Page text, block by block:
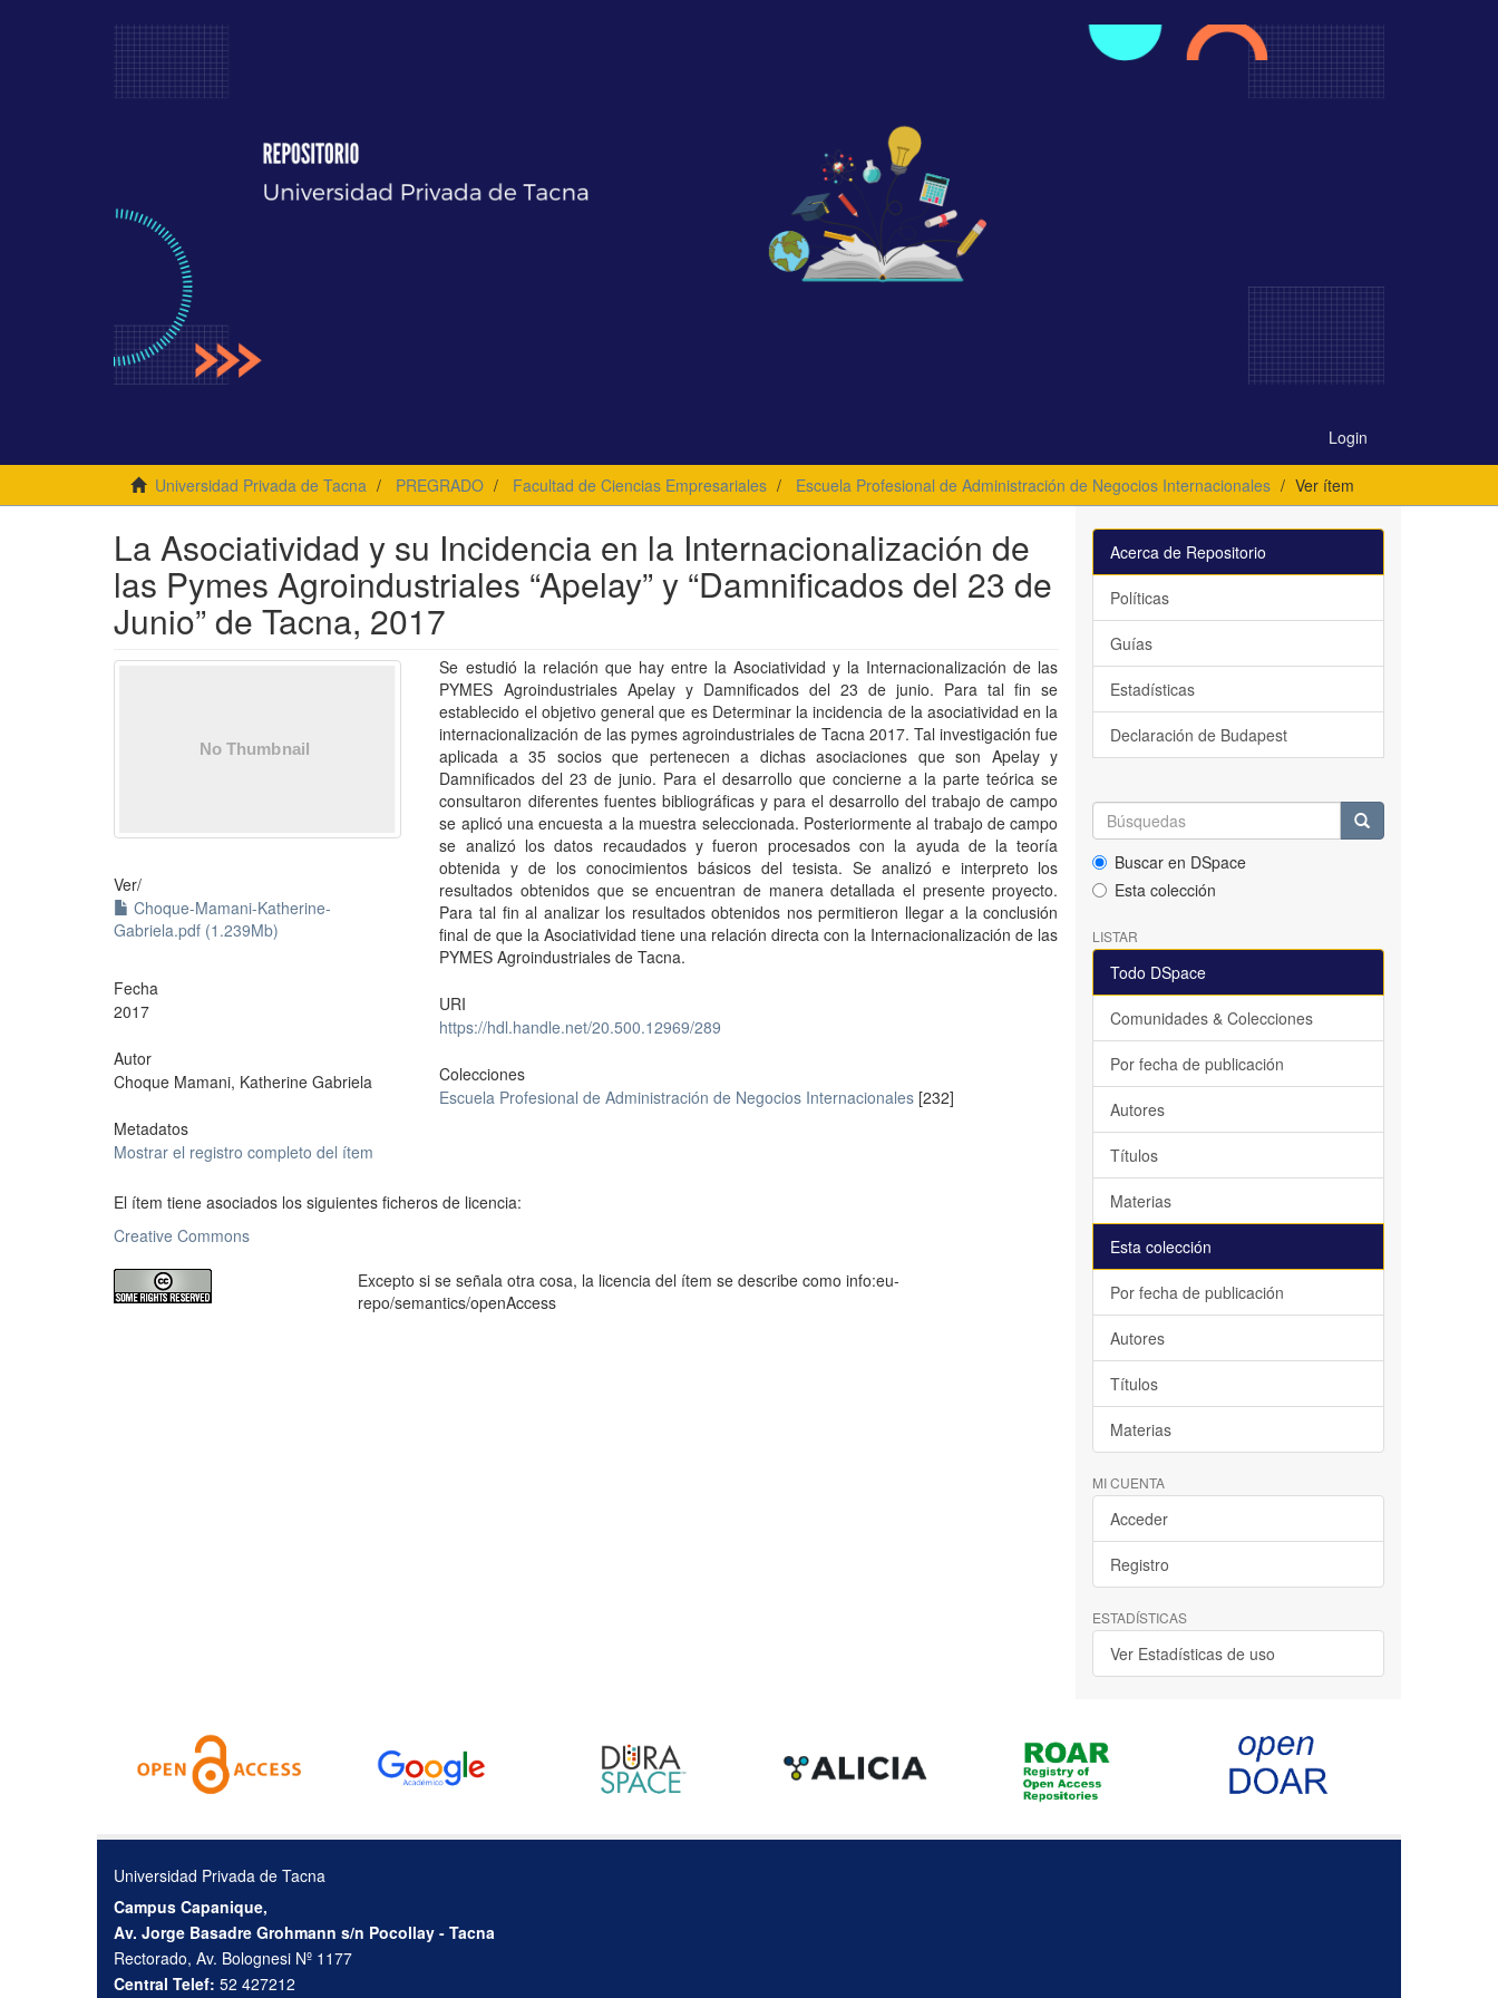
Login
Universidad Privada de Tacna PREGRADO Facultad de Ciencias Empresariales Escuela Profesional de Administración de Negocios Internacionales Ver ítem
La Asociatividad y su Incidencia en la Internacionalización de
las Pymes Agroindustriales “Apelay” y “Damnificados del 23 de
Junio” de Tacna, 2017
Ver/
Choque-Mamani-Katherine-
Gabriela.pdf (1.239Mb)
Fecha
2017
Autor
Choque Mamani, Katherine Gabriela
Metadatos
Mostrar el registro completo del ítem
Se estudió la relación que hay entre la Asociatividad y la Internacionalización de las
PYMES Agroindustriales Apelay y Damnificados del 23 de junio. Para tal fin se
establecido el objetivo general que es Determinar la incidencia de la asociatividad en la
internacionalización de las pymes agroindustriales de Tacna 2017. Tal investigación fue
aplicada a 35 socios que pertenecen a dichas asociaciones que son Apelay y
Damnificados del 23 de junio. Para el desarrollo que concierne a la parte teórica se
consultaron diferentes fuentes bibliográficas y para el desarrollo del trabajo de campo
se aplicó una encuesta a la muestra seleccionada. Posteriormente al trabajo de campo
se analizó los datos recaudados y fueron procesados con la ayuda de la teoría
obtenida y de los conocimientos básicos del tesista. Se analizó e interpreto los
resultados obtenidos que se encuentran de manera detallada el presente proyecto.
Para tal fin al analizar los resultados obtenidos nos permitieron llegar a la conclusión
final de que la Asociatividad tiene una relación directa con la Internacionalización de las
PYMES Agroindustriales de Tacna.
URI
https://hdl.handle.net/20.500.12969/289
Colecciones
Escuela Profesional de Administración de Negocios Internacionales [232]
El ítem tiene asociados los siguientes ficheros de licencia:
Creative Commons
Excepto si se señala otra cosa, la licencia del ítem se describe como info:eu-
repo/semantics/openAccess
Acerca de Repositorio
Políticas
Guías
Estadísticas
Declaración de Budapest
Buscar en DSpace
Esta colección
LISTAR
Todo DSpace
Comunidades & Colecciones
Por fecha de publicación
Autores
Títulos
Materias
Esta colección
Por fecha de publicación
Autores
Títulos
Materias
MI CUENTA
Acceder
Registro
ESTADÍSTICAS
Ver Estadísticas de uso
Universidad Privada de Tacna
Campus Capanique,
Av. Jorge Basadre Grohmann s/n Pocollay - Tacna
Rectorado, Av. Bolognesi Nº 1177
Central Telef: 52 427212